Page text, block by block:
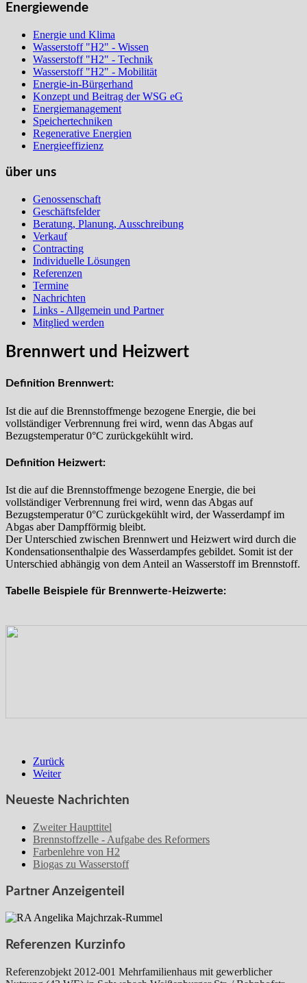
Energiewende
Energie und Klima
Wasserstoff "H2" - Wissen
Wasserstoff "H2" - Technik
Wasserstoff "H2" - Mobilität
Energie-in-Bürgerhand
Konzept und Beitrag der WSG eG
Energiemanagement
Speichertechniken
Regenerative Energien
Energieeffizienz
über uns
Genossenschaft
Geschäftsfelder
Beratung, Planung, Ausschreibung
Verkauf
Contracting
Individuelle Lösungen
Referenzen
Termine
Nachrichten
Links - Allgemein und Partner
Mitglied werden
Brennwert und Heizwert
Definition Brennwert:
Ist die auf die Brennstoffmenge bezogene Energie, die bei
vollständiger Verbrennung frei wird, wenn das Abgas auf
Bezugstemperatur 0°C zurückgekühlt wird.
Definition Heizwert:
Ist die auf die Brennstoffmenge bezogene Energie, die bei
vollständiger Verbrennung frei wird, wenn das Abgas auf
Bezugstemperatur 0°C zurückgekühlt wird, der Wasserdampf im
Abgas aber Dampfförmig bleibt.
Der Unterschied zwischen Brennwert und Heizwert wird durch die
Kondensationsenthalpie des Wasserdampfes gebildet. Somit ist der
Unterschied abhängig von dem Anteil an Wasserstoff im Brennstoff.
Tabelle Beispiele für Brennwerte-Heizwerte:
Zurück
Weiter
Neueste Nachrichten
Zweiter Haupttitel
Brennstoffzelle - Aufgabe des Reformers
Farbenlehre von H2
Biogas zu Wasserstoff
Partner Anzeigenteil
Referenzen Kurzinfo
Referenzobjekt 2012-001 Mehrfamilienhaus mit gewerblicher